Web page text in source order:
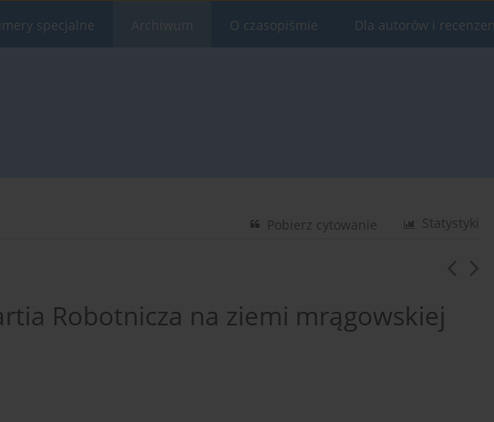
specjalne Archiwum O czasopiśmie Dla autorów i
Statystyki
Pobierz cytowanie
Robotnicza na ziemi mrągowskiej